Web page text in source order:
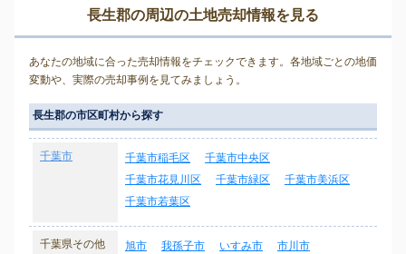
長生郡の周辺の土地売却情報を見る
あなたの地域に合った売却情報をチェックできます。各地域ごとの地価
変動や、実際の売却事例を見てみましょう。
長生郡の市区町村から探す
千葉市 千葉市稲毛区
千葉市中央区
千葉市花見川区
千葉市緑区
千葉市美浜区
千葉市若葉区
千葉県その他 旭市 我孫子市 いすみ市
市川市